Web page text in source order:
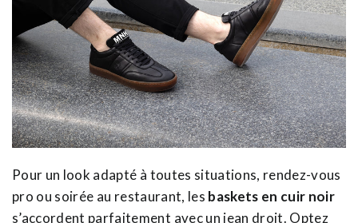
Pour un look adapté à toutes situations, rendez-vous
pro ou soirée au restaurant, les baskets en cuir noir
s’accordent parfaitement avec un jean droit. Optez